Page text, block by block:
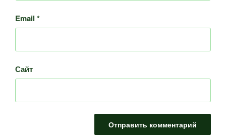
Email *
Сайт